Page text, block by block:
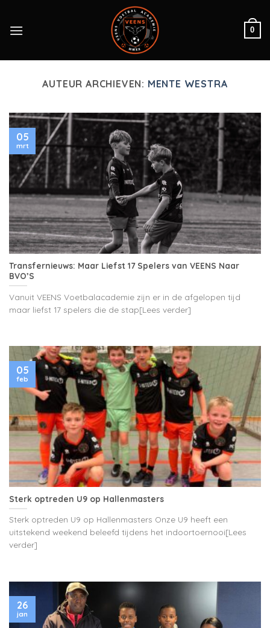
content
0
AUTEUR ARCHIEVEN: MENTE WESTRA
Transfernieuws: Maar Liefst 17 Spelers van VEENS Naar
BVO’S
Vanuit VEENS Voetbalacademie zijn er in de afgelopen tijd
maar liefst 17 spelers die de stap[Lees verder]
05
mrt
Sterk optreden U9 op Hallenmasters
Sterk optreden U9 op Hallenmasters Onze U9 heeft een
uitstekend weekend beleefd tijdens het indoortoernooi[Lees
verder]
05
feb
26
jan